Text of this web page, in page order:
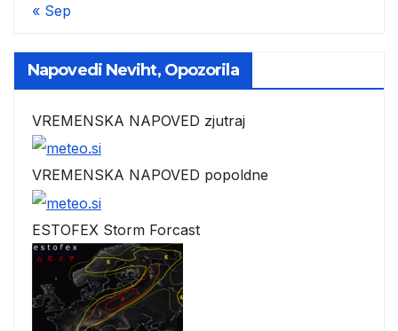
« Sep
Napovedi Neviht, Opozorila
VREMENSKA NAPOVED zjutraj
VREMENSKA NAPOVED popoldne
ESTOFEX Storm Forcast